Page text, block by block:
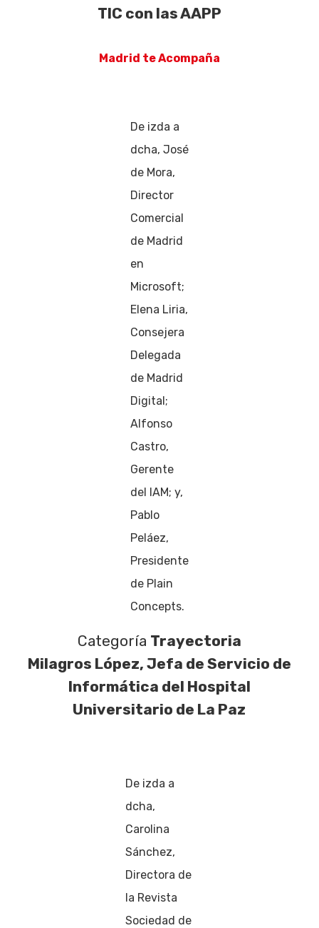
TIC con las AAPP
Madrid te Acompaña
De izda a
dcha, José
de Mora,
Director
Comercial
de Madrid
en
Microsoft;
Elena Liria,
Consejera
Delegada
de Madrid
Digital;
Alfonso
Castro,
Gerente
del IAM; y,
Pablo
Peláez,
Presidente
de Plain
Concepts.
Categoría Trayectoria
Milagros López, Jefa de Servicio de
Informática del Hospital
Universitario de La Paz
De izda a
dcha,
Carolina
Sánchez,
Directora de
la Revista
Sociedad de